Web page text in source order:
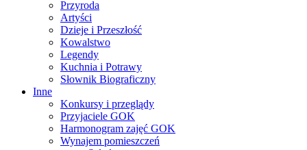
Przyroda
Artyści
Dzieje i Przeszłość
Kowalstwo
Legendy
Kuchnia i Potrawy
Słownik Biograficzny
Inne
Konkursy i przeglądy
Przyjaciele GOK
Harmonogram zajęć GOK
Wynajem pomieszczeń